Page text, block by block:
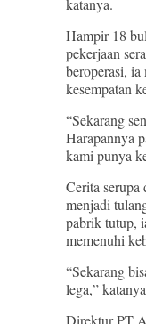
katanya.
Hampir 18
pekerjaan
beroperasi, ia
kesempatan
“Sekarang
Harapannya
kami punya
Cerita
menjadi
pabrik tutup,
memenuhi
“Sekarang
lega,”
Direktur PT